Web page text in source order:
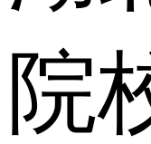
院